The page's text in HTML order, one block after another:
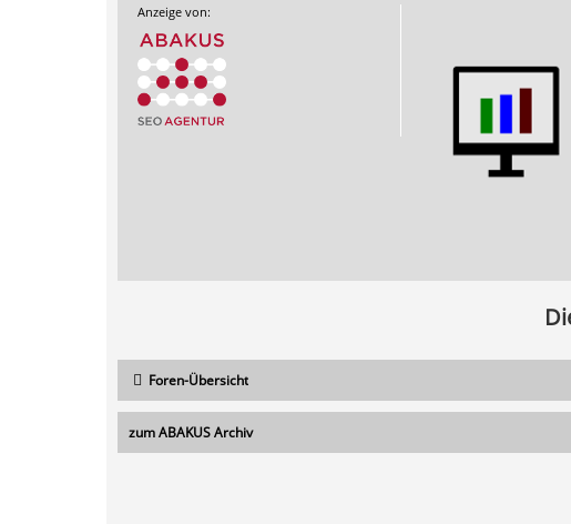
Anzeige von:
Foren-Übersicht
zum ABAKUS Archiv